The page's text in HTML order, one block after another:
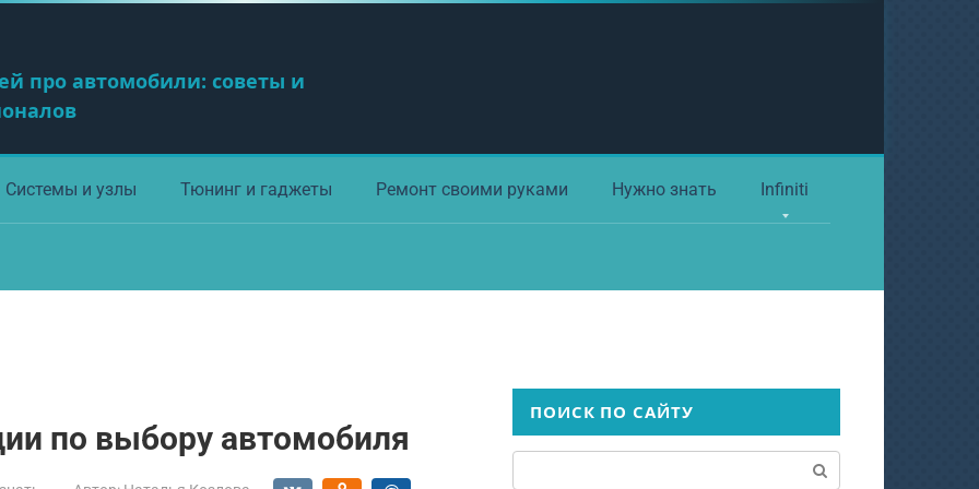
про автомобили: советы и
Системы и узлы Тюнинг и гаджеты Ремонт своими руками Нужно знать Infiniti
по выбору автомобиля
ПОИСК ПО САЙТУ